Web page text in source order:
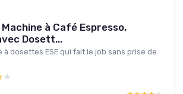
Machine à Café Espresso,
Dosett...
à dosettes ESE qui fait le job sans prise de